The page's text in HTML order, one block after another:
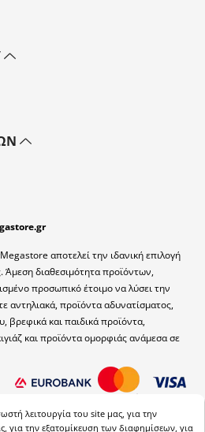
αποτελεί την ιδανική επιλογή
Άμεση διαθεσιμότητα προϊόντων,
προσωπικό έτοιμο να λύσει την
αντηλιακά, προϊόντα αδυνατίσματος,
βρεφικά και παιδικά προϊόντα,
και προϊόντα ομορφιάς ανάμεσα σε
λειτουργία του site μας, για την
για την εξατομίκευση των διαφημίσεων, για